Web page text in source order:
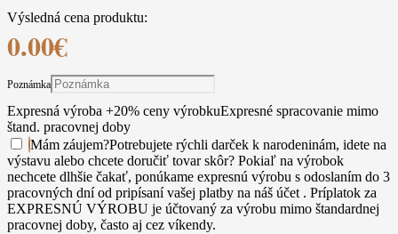
Výsledná cena produktu:
0.00€
Poznámka
Expresná výroba +20% ceny výrobkuExpresné spracovanie mimo
štand. pracovnej doby
Mám záujem?Potrebujete rýchli darček k narodeninám, idete na
výstavu alebo chcete doručiť tovar skôr? Pokiaľ na výrobok
nechcete dlhšie čakať, ponúkame expresnú výrobu s odoslaním do 3
pracovných dní od pripísaní vašej platby na náš účet . Príplatok za
EXPRESNÚ VÝROBU je účtovaný za výrobu mimo štandardnej
pracovnej doby, často aj cez víkendy.